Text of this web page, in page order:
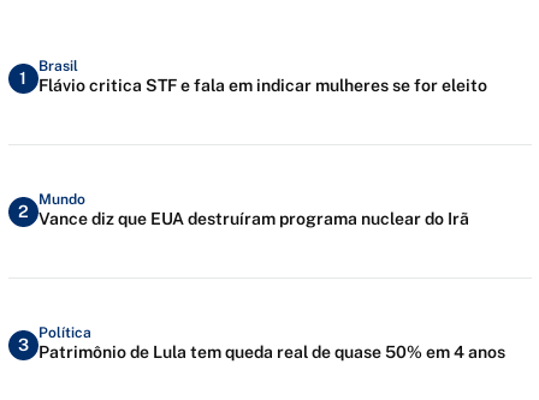
1
Brasil
Flávio critica STF e fala em indicar mulheres se for eleito
2
Mundo
Vance diz que EUA destruíram programa nuclear do Irã
3
Política
Patrimônio de Lula tem queda real de quase 50% em 4 anos